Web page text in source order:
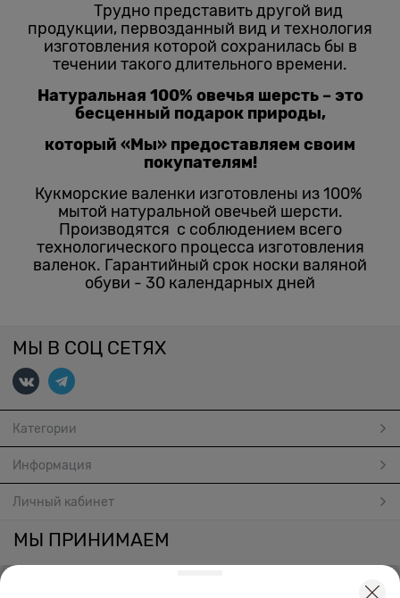
Трудно представить другой вид
продукции, первозданный вид и технология
изготовления которой сохранилась бы в
течении такого длительного времени.
Натуральная 100% овечья шерсть – это
бесценный подарок природы,
который «Мы» предоставляем своим
покупателям!
Кукморские валенки изготовлены из 100%
мытой натуральной овечьей шерсти.
Производятся с соблюдением всего
технологического процесса изготовления
валенок. Гарантийный срок носки валяной
обуви - 30 календарных дней
МЫ В СОЦ СЕТЯХ
Категории
Информация
Личный кабинет
МЫ ПРИНИМАЕМ